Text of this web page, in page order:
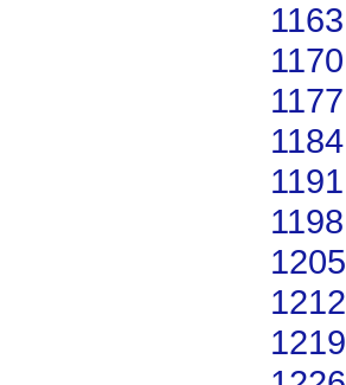
1163
1170
1177
1184
1191
1198
1205
1212
1219